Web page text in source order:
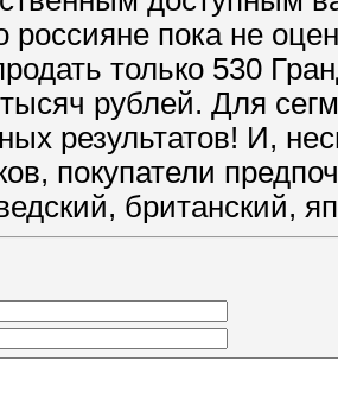
россияне пока не
только 530
рублей. Для
результатов! И,
покупатели
британский,